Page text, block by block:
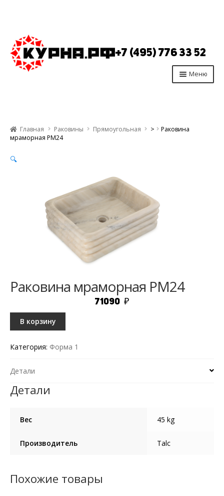
Перейти
к
навигации
Перейти
к
содержимому
+7 (495) 776 33 52
Меню
Производство
Главная Раковины Прямоугольная >
Раковина
мраморная РМ24
🔍
Раковина мраморная РМ24
71090 ₽
В корзину
Категория: Форма 1
Детали
Детали
Вес 45 kg
Производитель Talc
Похожие товары